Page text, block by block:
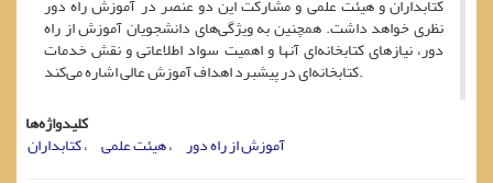
کتابداران و هیئت علمی و مشارکت این دو عنصر در آموزش راه دور
نظری خواهد داشت. همچنین به ویژگی‌های دانشجویان آموزش از راه
دور، نیازهای کتابخانه‌ای آنها و اهمیت سواد اطلاعاتی و نقش خدمات
کتابخانه‌ای در پیشبرد اهداف آموزش عالی اشاره می‌کند.
کلیدواژه‌ها
کتابداران هیئت علمی آموزش از راه دور